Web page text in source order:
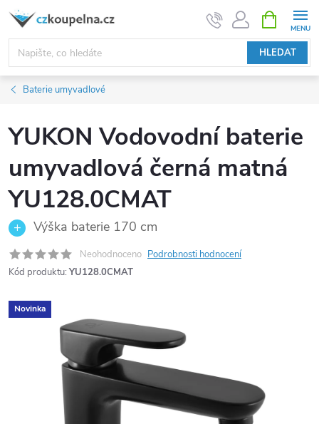
Přejít
obsah
HLEDAT
NÁKUPNÍ
KOŠÍK
Baterie umyvadlové
YUKON Vodovodní baterie
umyvadlová černá matná
YU128.0CMAT
Výška baterie 170 cm
Neohodnoceno Podrobnosti hodnocení
Kód produktu: YU128.0CMAT
Novinka